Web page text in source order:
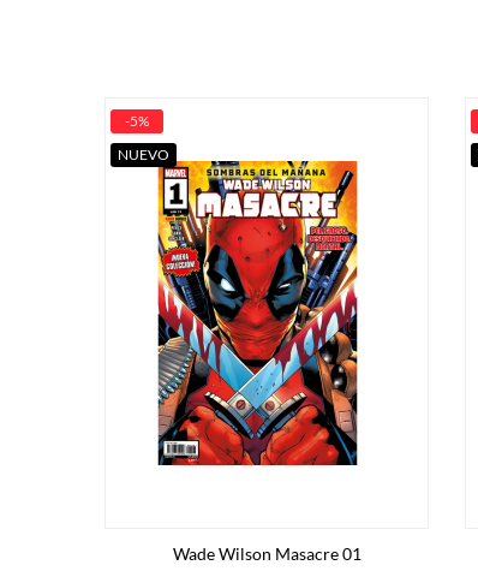
Wade Wilson Masacre 01
-5%
NUEVO